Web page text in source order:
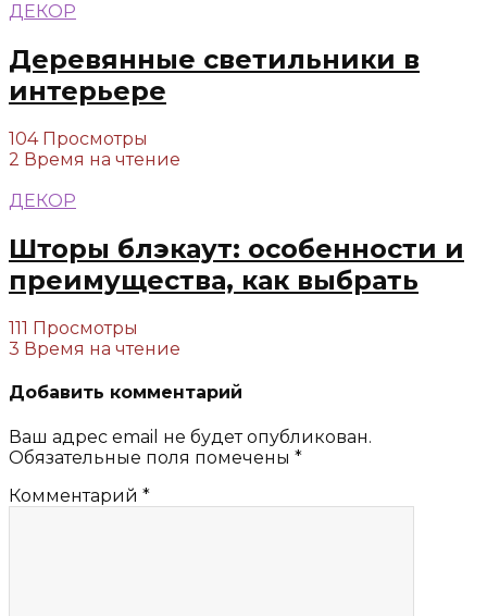
ДЕКОР
Деревянные светильники в
интерьере
104 Просмотры
2 Время на чтение
ДЕКОР
Шторы блэкаут: особенности и
преимущества, как выбрать
111 Просмотры
3 Время на чтение
Добавить комментарий
Ваш адрес email не будет опубликован.
Обязательные поля помечены *
Комментарий *